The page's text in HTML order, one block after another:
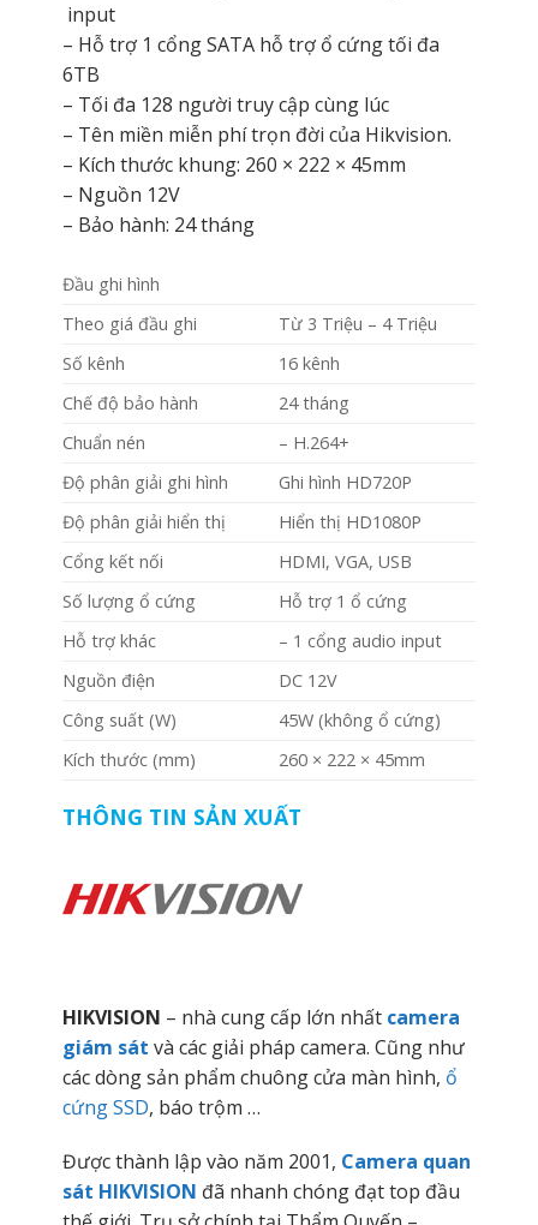
input
– Hỗ trợ 1 cổng SATA hỗ trợ ổ cứng tối đa
6TB
– Tối đa 128 người truy cập cùng lúc
– Tên miền miễn phí trọn đời của Hikvision.
– Kích thước khung: 260 × 222 × 45mm
– Nguồn 12V
– Bảo hành: 24 tháng
Đầu ghi hình
Theo giá đầu ghi
Từ 3 Triệu – 4 Triệu
Số kênh
16 kênh
Chế độ bảo hành
24 tháng
Chuẩn nén
– H.264+
Độ phân giải ghi hình
Ghi hình HD720P
Độ phân giải hiển thị
Hiển thị HD1080P
Cổng kết nối
HDMI, VGA, USB
Số lượng ổ cứng
Hỗ trợ 1 ổ cứng
Hỗ trợ khác
– 1 cổng audio input
Nguồn điện
DC 12V
Công suất (W)
45W (không ổ cứng)
Kích thước (mm)
260 × 222 × 45mm
THÔNG TIN SẢN XUẤT
HIKVISION – nhà cung cấp lớn nhất camera
giám sát và các giải pháp camera. Cũng như
các dòng sản phẩm chuông cửa màn hình, ổ
cứng SSD, báo trộm …
Được thành lập vào năm 2001, Camera quan
sát HIKVISION đã nhanh chóng đạt top đầu